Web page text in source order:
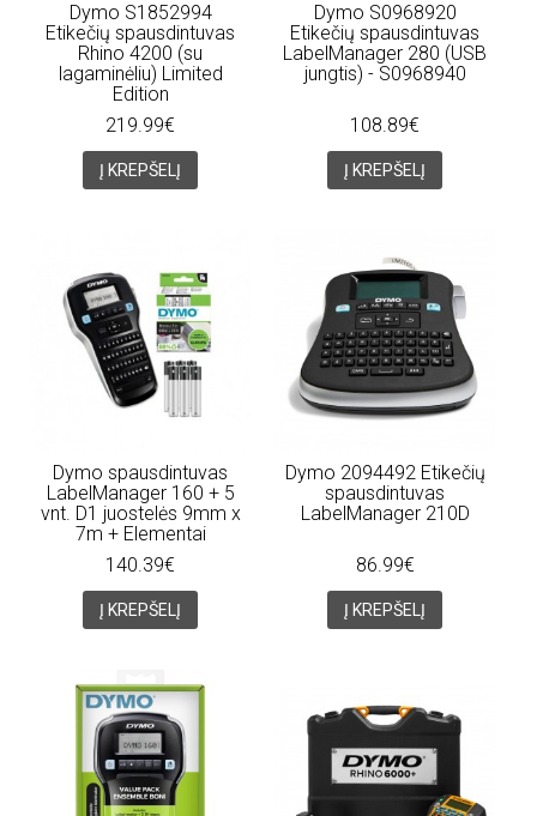
Dymo S1852994
Etikečių spausdintuvas
Rhino 4200 (su
lagaminėliu) Limited
Edition
219.99€
Į KREPŠELĮ
Dymo S0968920
Etikečių spausdintuvas
LabelManager 280 (USB
jungtis) - S0968940
108.89€
Į KREPŠELĮ
Dymo spausdintuvas
LabelManager 160 + 5
vnt. D1 juostelės 9mm x
7m + Elementai
140.39€
Į KREPŠELĮ
Dymo 2094492 Etikečių
spausdintuvas
LabelManager 210D
86.99€
Į KREPŠELĮ